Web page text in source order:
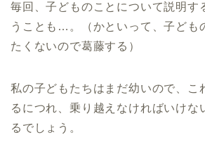
毎回、子どものことについて説明す
うことも…。（かといって、子ども
たくないので葛藤する）
私の子どもたちはまだ幼いので、こ
るにつれ、乗り越えなければいけな
るでしょう。